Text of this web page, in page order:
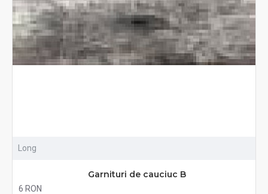
Long
Garnituri de cauciuc B
6 RON